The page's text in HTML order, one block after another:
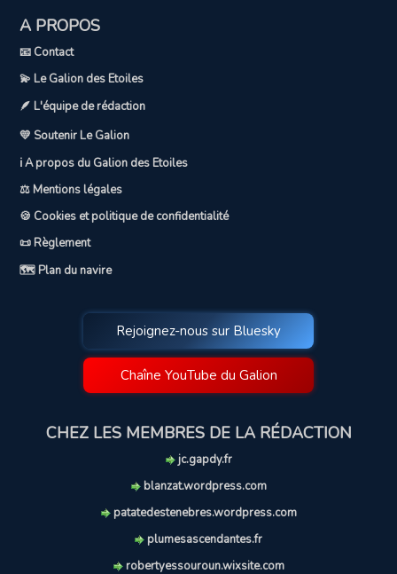
A PROPOS
📧 Contact
💫 Le Galion des Etoiles
🪶 L'équipe de rédaction
💛 Soutenir Le Galion
ℹ️ A propos du Galion des Etoiles
⚖️ Mentions légales
🍪 Cookies et politique de confidentialité
📜 Règlement
🗺️ Plan du navire
Rejoignez-nous sur Bluesky
Chaîne YouTube du Galion
CHEZ LES MEMBRES DE LA RÉDACTION
jc.gapdy.fr
blanzat.wordpress.com
patatedestenebres.wordpress.com
plumesascendantes.fr
robertyessouroun.wixsite.com